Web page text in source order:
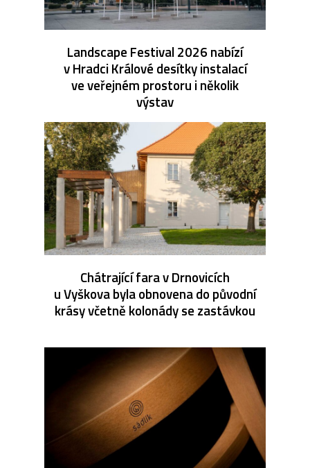
Landscape Festival 2026 nabízí
v Hradci Králové desítky instalací
ve veřejném prostoru i několik
výstav
Chátrající fara v Drnovicích
u Vyškova byla obnovena do původní
krásy včetně kolonády se zastávkou